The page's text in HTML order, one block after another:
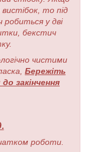
то під
у дві
бекстич
чистими
Бережіть
закінчення
роботи.